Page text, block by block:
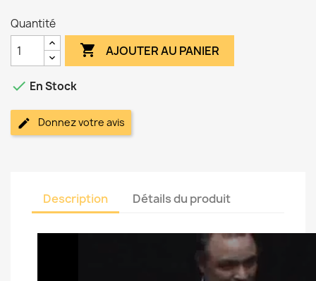
Quantité
 AJOUTER AU PANIER
 En Stock
Donnez votre avis
Description Détails du produit